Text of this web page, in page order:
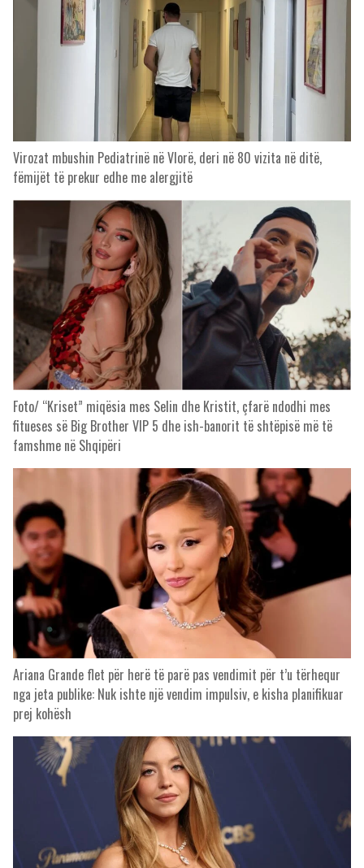
Virozat mbushin Pediatrinë në Vlorë, deri në 80 vizita në ditë,
fëmijët të prekur edhe me alergjitë
Foto/ “Kriset” miqësia mes Selin dhe Kristit, çfarë ndodhi mes
fitueses së Big Brother VIP 5 dhe ish-banorit të shtëpisë më të
famshme në Shqipëri
Ariana Grande flet për herë të parë pas vendimit për t’u tërhequr
nga jeta publike: Nuk ishte një vendim impulsiv, e kisha planifikuar
prej kohësh